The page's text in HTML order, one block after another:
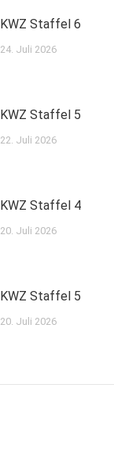
KWZ Staffel 6
24. Juli 2026
KWZ Staffel 5
22. Juli 2026
KWZ Staffel 4
20. Juli 2026
KWZ Staffel 5
20. Juli 2026